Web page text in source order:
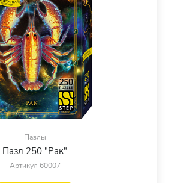
Пазлы
Пазл 250 "Рак"
Артикул 60007